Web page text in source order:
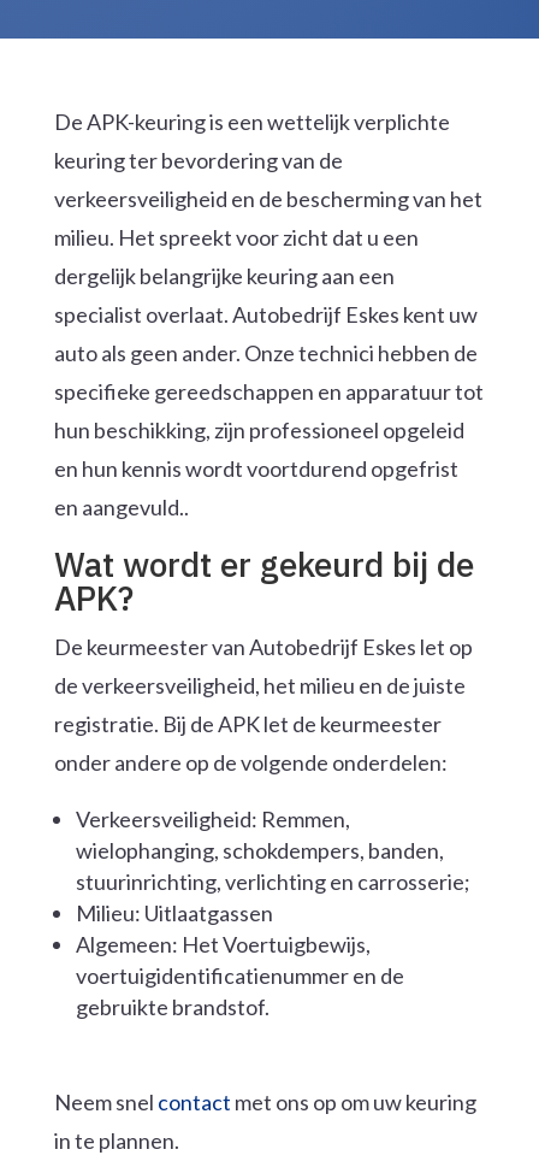
De APK-keuring is een wettelijk verplichte
keuring ter bevordering van de
verkeersveiligheid en de bescherming van het
milieu. Het spreekt voor zicht dat u een
dergelijk belangrijke keuring aan een
specialist overlaat. Autobedrijf Eskes kent uw
auto als geen ander. Onze technici hebben de
specifieke gereedschappen en apparatuur tot
hun beschikking, zijn professioneel opgeleid
en hun kennis wordt voortdurend opgefrist
en aangevuld..
Wat wordt er gekeurd bij de
APK?
De keurmeester van Autobedrijf Eskes let op
de verkeersveiligheid, het milieu en de juiste
registratie. Bij de APK let de keurmeester
onder andere op de volgende onderdelen:
Verkeersveiligheid: Remmen,
wielophanging, schokdempers, banden,
stuurinrichting, verlichting en carrosserie;
Milieu: Uitlaatgassen
Algemeen: Het Voertuigbewijs,
voertuigidentificatienummer en de
gebruikte brandstof.
Neem snel contact met ons op om uw keuring
in te plannen.